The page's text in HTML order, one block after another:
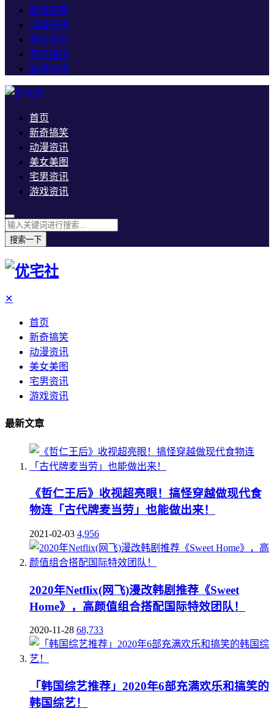
新奇搞笑
动漫资讯
美女美图
宅男资讯
游戏资讯
首页
新奇搞笑
动漫资讯
美女美图
宅男资讯
游戏资讯
搜索一下
✕
首页
新奇搞笑
动漫资讯
美女美图
宅男资讯
游戏资讯
最新文章
《哲仁王后》收视超亮眼！搞怪穿越做现代食
物连「古代牌麦当劳」也能做出来！
2021-02-03 4,956
2020年Netflix(网飞)漫改韩剧推荐《Sweet
Home》，高颜值组合搭配国际特效团队！
2020-11-28 68,733
「韩国综艺推荐」2020年6部充满欢乐和搞笑的
韩国综艺！